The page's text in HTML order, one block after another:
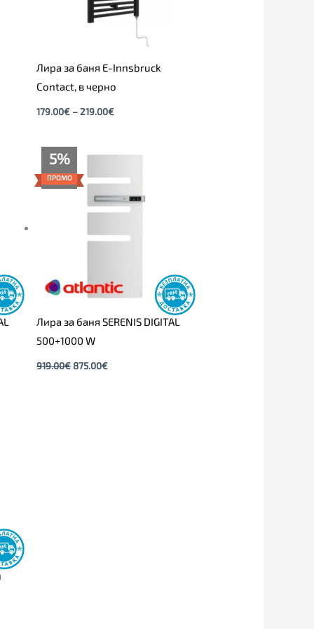
Лира за баня E-Innsbruck
Contact, в черно
179.00€ – 219.00€
5%
ПРОМО
Лира за баня SERENIS DIGITAL
500+1000 W
919.00€
Original
was:
919.00€.
875.00€
Текущата
е: